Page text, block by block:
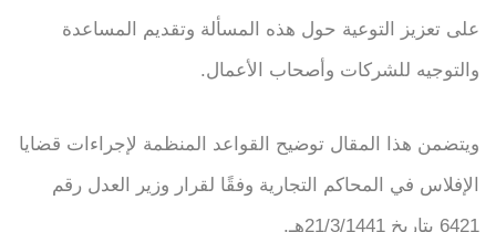
على تعزيز التوعية حول هذه المسألة وتقديم المساعدة
والتوجيه للشركات وأصحاب الأعمال.
ويتضمن هذا المقال توضيح القواعد المنظمة لإجراءات قضايا
الإفلاس في المحاكم التجارية وفقًا لقرار وزير العدل رقم
6421 بتاريخ 21/3/1441هـ.